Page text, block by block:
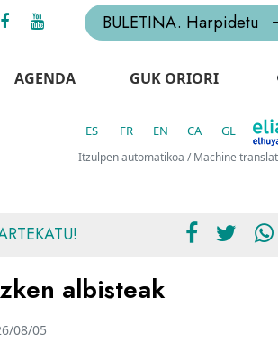
BULETINA. Harpidetu
AGENDA GUK ORIORI
ES FR EN CA GL
Itzulpen automatikoa / Machine
albisteak
08/05